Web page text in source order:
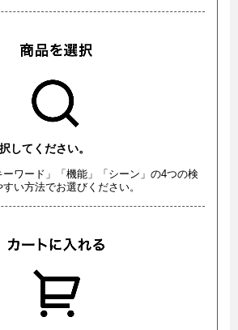
してください。
ワード」「機能」「シーン」の4つの検
い方法でお選びください。